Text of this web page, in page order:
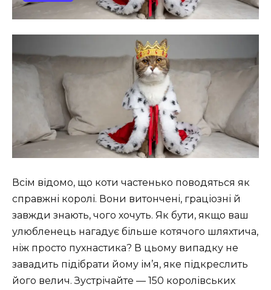
Всім відомо, що коти частенько поводяться як
справжні королі. Вони витончені, граціозні й
завжди знають, чого хочуть. Як бути, якщо ваш
улюбленець нагадує більше котячого шляхтича,
ніж просто пухнастика? В цьому випадку не
завадить підібрати йому ім’я, яке підкреслить
його велич. Зустрічайте — 150 королівських